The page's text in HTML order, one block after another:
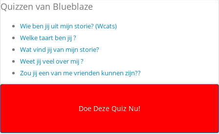
Quizzen van Blueblaze
Wie ben jij uit mijn storie? (Wcats)
Welke taart ben jij ?
Wat vind jij van mijn storie?
Weet jij veel over mij ?
Zou jij een van me vrienden kunnen zijn??